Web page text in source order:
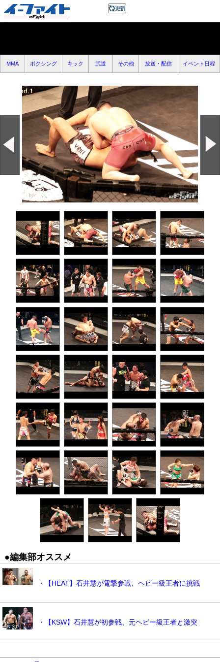
MMA ボクシング キック 武道 その他 放送・配信 イベント日程
●編集部オススメ
・【HEAT】石井慧が電撃参戦、ヘビー級王者に挑戦
・【KSW】石井慧が初参戦、元ヘビー級王者と激突